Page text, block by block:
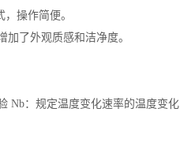
操作简便。
了外观质感和洁净度。
Nb：规定温度变化速率的温度变化